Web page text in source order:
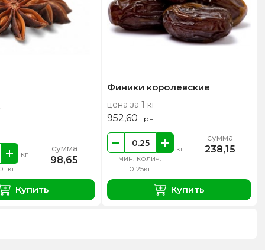
кг сумма
98,65
Купить
Финики королевские
цена за 1 кг
952,60 грн
мин. колич.
0.25кг
кг
сумма
238,15
Купить